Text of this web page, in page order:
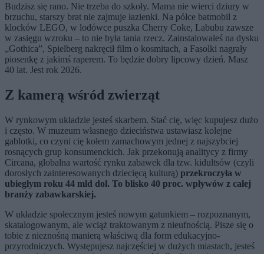
Budzisz się rano. Nie trzeba do szkoły. Mama nie wierci dziury w
brzuchu, starszy brat nie zajmuje łazienki. Na półce batmobil z
klocków LEGO, w lodówce puszka Cherry Coke, Labubu zawsze
w zasięgu wzroku – to nie była tania rzecz. Zainstalowałeś na dysku
„Gothica”, Spielberg nakręcił film o kosmitach, a Fasolki nagrały
piosenkę z jakimś raperem. To będzie dobry lipcowy dzień. Masz
40 lat. Jest rok 2026.
Z kamerą wśród zwierząt
W rynkowym układzie jesteś skarbem. Stać cię, więc kupujesz dużo
i często. W muzeum własnego dzieciństwa ustawiasz kolejne
gablotki, co czyni cię kołem zamachowym jednej z najszybciej
rosnących grup konsumenckich. Jak przekonują analitycy z firmy
Circana, globalna wartość rynku zabawek dla tzw. kidultsów (czyli
dorosłych zainteresowanych dziecięcą kulturą) przekroczyła w
ubiegłym roku 44 mld dol. To blisko 40 proc. wpływów z całej
branży zabawkarskiej.
W układzie społecznym jesteś nowym gatunkiem – rozpoznanym,
skatalogowanym, ale wciąż traktowanym z nieufnością. Pisze się o
tobie z nieznośną manierą właściwą dla form edukacyjno-
przyrodniczych. Występujesz najczęściej w dużych miastach, jesteś